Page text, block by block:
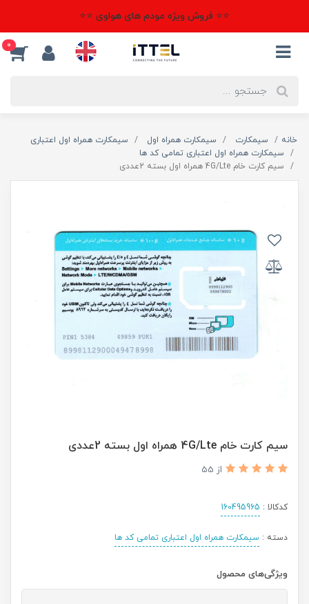
⭐⭐ فروش ویژه مودم های هواوی ⭐⭐
0
خانه سیمکارت سیمکارت همراه اول
سیمکارت همراه اول اعتباری
سیمکارت همراه اول اعتباری تمامی کد ها
سیم کارت خام 4G/Lte همراه اول بسته 2عددی
سیم کارت خام 4G/Lte همراه اول بسته 2عددی
از 55
کدکالا : 160495965
دسته : سیمکارت همراه اول اعتباری تمامی کد ها
ویژگی‌های محصول